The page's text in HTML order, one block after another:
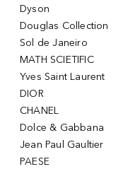
Dyson
Douglas Collection
Sol de Janeiro
MATH SCIETIFIC
Yves Saint Laurent
DIOR
CHANEL
Dolce & Gabbana
Jean Paul Gaultier
PAESE